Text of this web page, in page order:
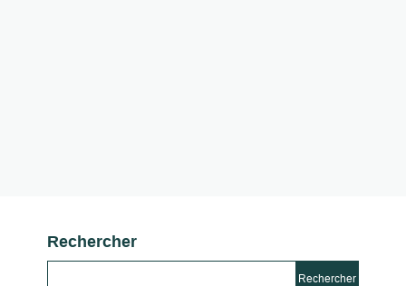
Rechercher